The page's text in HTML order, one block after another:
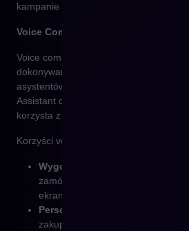
kampanie marketingowe.
Voice Commerce: Nowy wymiar
Voice commerce to technologia
dokonywanie zakupów za pomocą
asystentów głosowych, takich jak
Assistant czy Apple Siri, sprawia, że
korzysta z tej formy interakcji w e-
Korzyści voice commerce dla e-
Wygoda i intuicyjność
zamówienia bez konieczności
ekranu.
Personalizowane rekomendacje
zakupów i preferencje